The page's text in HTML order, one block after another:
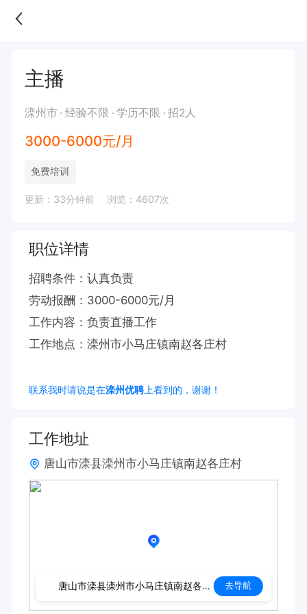
主播
滦州市 经验不限 学历不限 招2人
3000-6000元/月
免费培训
更新：33分钟前 浏览：4607次
职位详情
招聘条件：认真负责
劳动报酬：3000-6000元/月
工作内容：负责直播工作
工作地点：滦州市小马庄镇南赵各庄村
联系我时请说是在滦州优聘上看到的，谢谢！
工作地址
唐山市滦县滦州市小马庄镇南赵各庄村
唐山市滦县滦州市小马庄镇南赵各庄村 去导航